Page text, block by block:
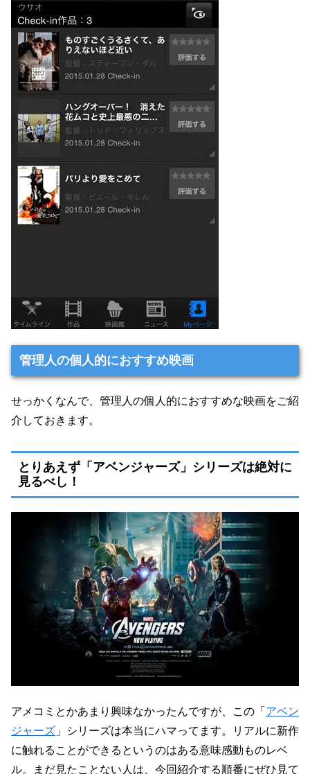
管理人の個人的におすすめ映画
せっかくなんで、管理人の個人的におすすめな映画をご紹
介しておきます。
とりあえず「アベンジャーズ」シリーズは絶対に
見るべし！
アメコミとかあまり興味なかったんですが、この「 アベン
ジャーズ 」シリーズは本当にハマってます。リアルに新作
に触れることができるというのはある意味感動ものレベ
ル。まだ見たことない人は、今回紹介する順番にぜひ見て